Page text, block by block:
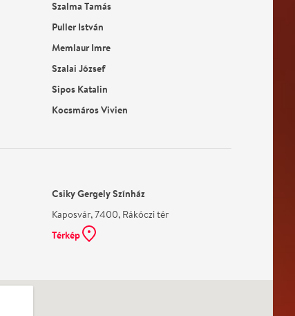
Szalma Tamás
Puller István
Memlaur Imre
Szalai József
Sipos Katalin
Kocsmáros Vivien
Csiky Gergely Színház
Kaposvár, 7400, Rákóczi tér
Térkép